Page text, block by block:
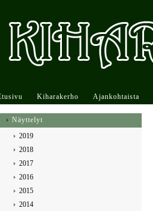
Kiharakerho Ajankohtaista
Näyttelyt
2019
2018
2017
2016
2015
2014